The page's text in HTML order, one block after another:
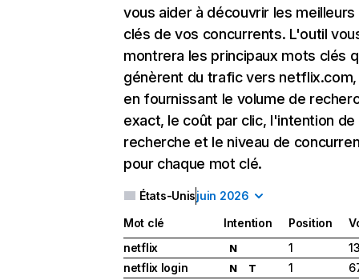
vous aider à découvrir les
clés de vos concurrents. L'outil
montrera les principaux mots clés
génèrent du trafic vers
en fournissant le volume de
exact, le coût par clic, l'intention de
recherche et le niveau de
pour chaque mot clé.
États-Unisjuin 2026
Mot clé Intention Position
netflix
N 1
netflix login
N T 1